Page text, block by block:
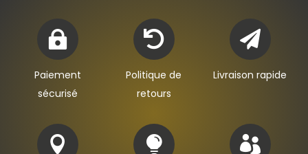

Paiement
sécurisé

Politique de
retours

Livraison rapide
  